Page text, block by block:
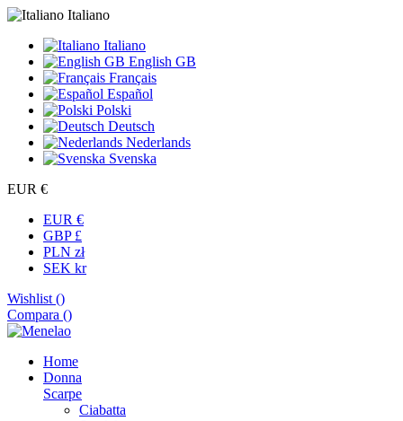
Italiano
Italiano
English GB
Français
Español
Polski
Deutsch
Nederlands
Svenska
EUR €
EUR €
GBP £
PLN zł
SEK kr
Wishlist ()
Compara ()
Home
Donna
Scarpe
Ciabatta